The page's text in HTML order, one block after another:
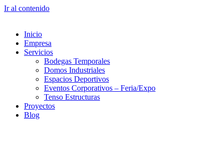
Ir al contenido
Inicio
Empresa
Servicios
Bodegas Temporales
Domos Industriales
Espacios Deportivos
Eventos Corporativos – Feria/Expo
Tenso Estructuras
Proyectos
Blog